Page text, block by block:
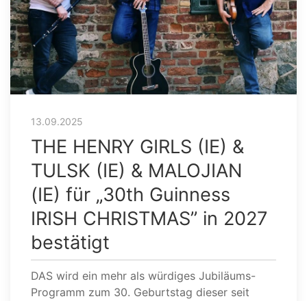
13.09.2025
THE HENRY GIRLS (IE) &
TULSK (IE) & MALOJIAN
(IE) für „30th Guinness
IRISH CHRISTMAS” in 2027
bestätigt
DAS wird ein mehr als würdiges Jubiläums-
Programm zum 30. Geburtstag dieser seit